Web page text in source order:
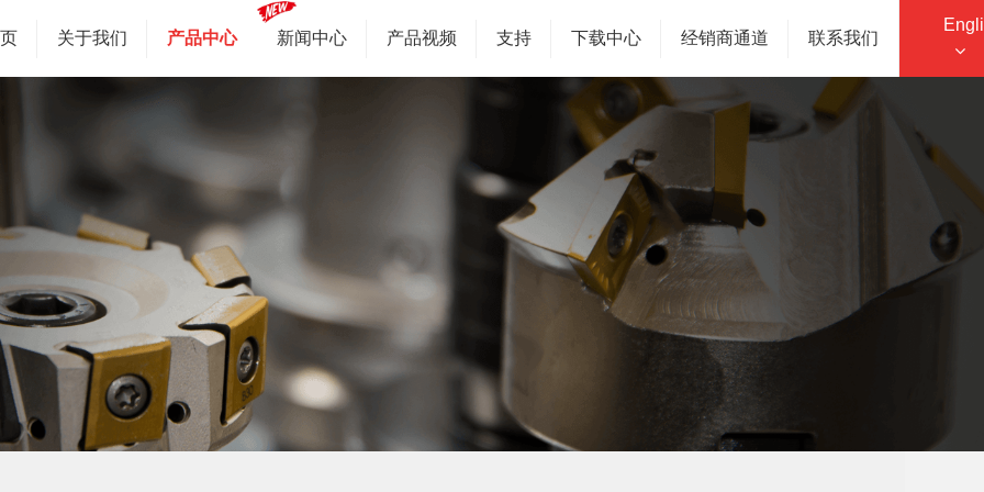
关于我们 产品中心 新闻中心 产品视频 支持 下载中心 经销商通道 联系我们